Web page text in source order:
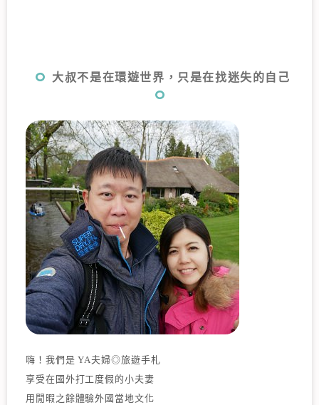
大叔不是在環遊世界，只是在找迷失的自己
嗨！我們是 YA夫婦◎旅遊手札
享受在國外打工度假的小夫妻
用閒暇之餘體驗外國當地文化